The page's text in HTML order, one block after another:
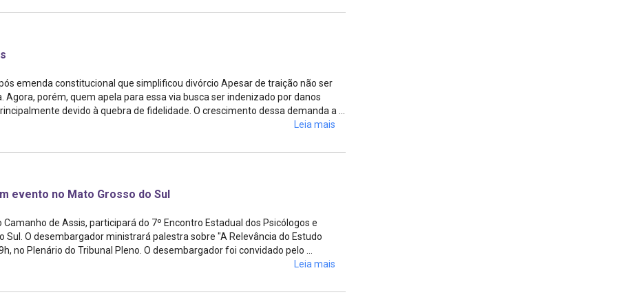
emenda constitucional que simplificou divórcio Apesar de traição não ser
porém, quem apela para essa via busca ser indenizado por danos
devido à quebra de fidelidade. O crescimento dessa demanda a ...
Leia mais
evento no Mato Grosso do Sul
de Assis, participará do 7º Encontro Estadual dos Psicólogos e
Sul. O desembargador ministrará palestra sobre "A Relevância do Estudo
no Plenário do Tribunal Pleno. O desembargador foi convidado pelo ...
Leia mais